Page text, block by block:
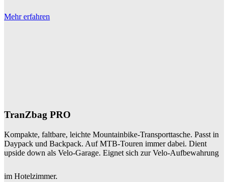
Mehr erfahren
TranZbag PRO
Kompakte, faltbare, leichte Mountainbike-Transporttasche. Passt in
Daypack und Backpack. Auf MTB-Touren immer dabei. Dient
upside down als Velo-Garage. Eignet sich zur Velo-Aufbewahrung
im Hotelzimmer.